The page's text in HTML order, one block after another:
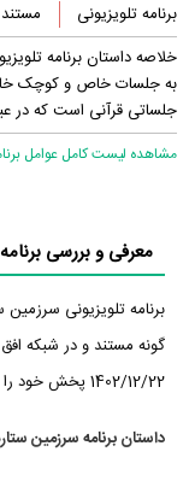
برنامه تلویزیونی مستند
خلاصه داستان برنامه
به جلسات خاص و کوچک
جلساتی قرآنی است که در
مشاهده لیست کامل عوامل
معرفی و بررسی
گونه مستند و در شبکه
1402/12/22 پخش خود را آغاز کرد.
داستان برنامه سرزمین